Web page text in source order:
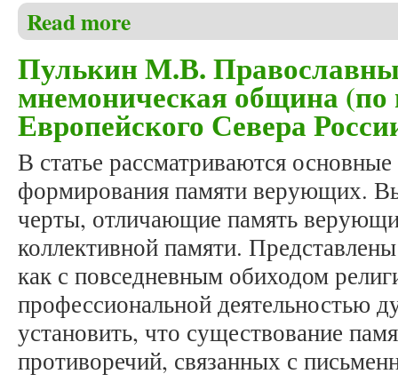
Read more
Пулькин М.В.
мнемоническая община (по
Европейского Севера
В статье рассматриваются
формирования памяти верующих.
черты, отличающие память
коллективной памяти.
как с повседневным обиходом
профессиональной деятельностью
установить, что существование
противоречий, связанных с